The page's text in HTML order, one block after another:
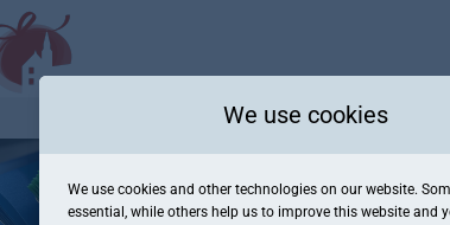
We use cookies
We use cookies and other technologies on our website.
essential, while others help us to improve this website and